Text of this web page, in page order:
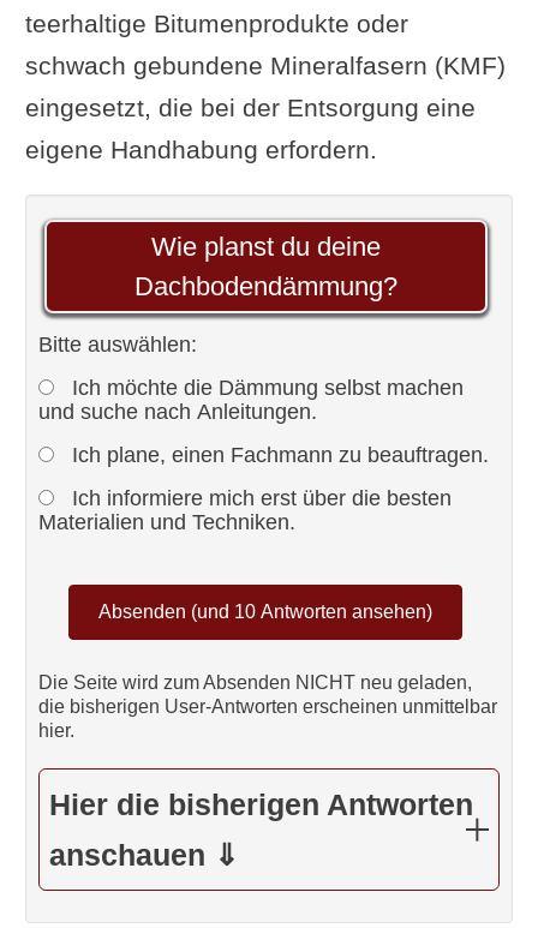
teerhaltige Bitumenprodukte oder
schwach gebundene Mineralfasern (KMF)
eingesetzt, die bei der Entsorgung eine
eigene Handhabung erfordern.
Wie planst du deine
Dachbodendämmung?
Bitte auswählen:
Ich möchte die Dämmung selbst machen
und suche nach Anleitungen.
Ich plane, einen Fachmann zu beauftragen.
Ich informiere mich erst über die besten
Materialien und Techniken.
Die Seite wird zum Absenden NICHT neu geladen,
die bisherigen User-Antworten erscheinen unmittelbar
hier.
Hier die bisherigen Antworten
anschauen ⇓